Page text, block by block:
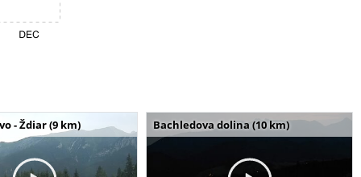
- Ždiar (9 km) Bachledova dolina (10 km)